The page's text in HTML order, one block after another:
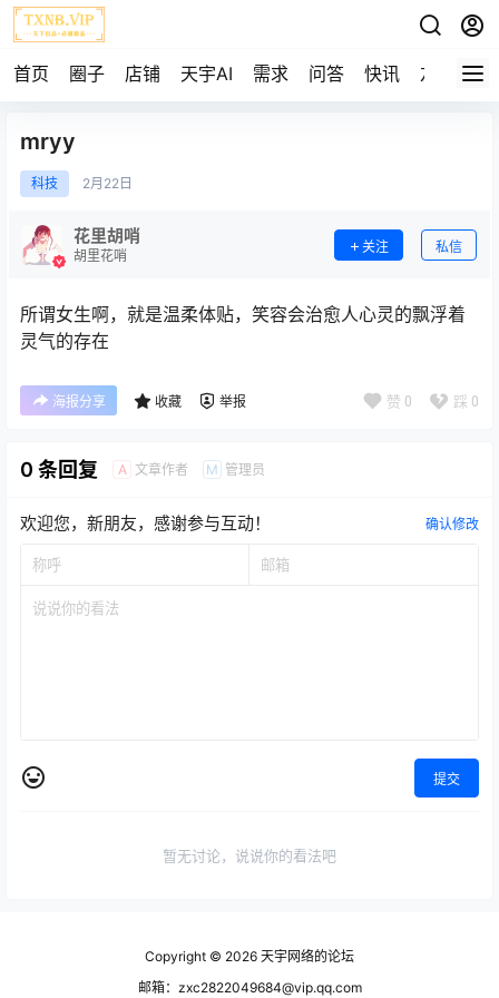
首页 圈子 店铺 天宇AI 需求 问答 快讯 友链
mryy
科技 2月 22日
花里胡哨
胡里花哨
关注 私信
所谓女生啊，就是温柔体贴，笑容会治愈人心灵的飘浮着
灵气的存在
海报分享 收藏 举报 赞 0 踩 0
0 条回复 A 文章作者 M 管理员
欢迎您，新朋友，感谢参与互动！ 确认修改
提交
暂无讨论，说说你的看法吧
Copyright © 2026 天宇网络的论坛
邮箱：zxc2822049684@vip.qq.com